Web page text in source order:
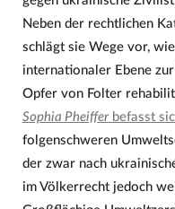
Neben der rechtlichen
schlägt sie Wege vor,
internationaler Ebene
Opfer von Folter
Sophia Pheifferbefasst
folgenschweren
der zwar nach
im Völkerrecht jedoch